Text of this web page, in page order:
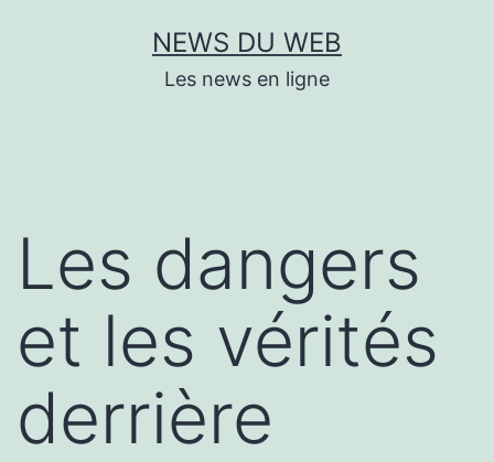
NEWS DU WEB
Les news en ligne
Les dangers
et les vérités
derrière